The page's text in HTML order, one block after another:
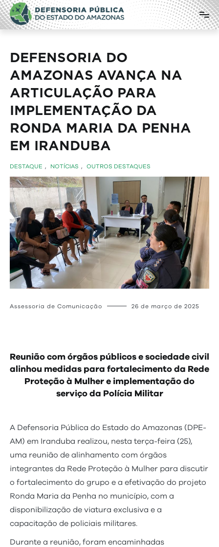
Pular
para
o
conteúdo
Defensoria Pública do Estado do
Amazonas
DEFENSORIA DO
AMAZONAS AVANÇA NA
ARTICULAÇÃO PARA
IMPLEMENTAÇÃO DA
RONDA MARIA DA PENHA
EM IRANDUBA
DESTAQUE , NOTÍCIAS , OUTROS DESTAQUES
Assessoria de Comunicação 26 de março de 2025
Reunião com órgãos públicos e sociedade civil
alinhou medidas para fortalecimento da Rede
Proteção à Mulher e implementação do
serviço da Polícia Militar
A Defensoria Pública do Estado do Amazonas (DPE-
AM) em Iranduba realizou, nesta terça-feira (25),
uma reunião de alinhamento com órgãos
integrantes da Rede Proteção à Mulher para discutir
o fortalecimento do grupo e a efetivação do projeto
Ronda Maria da Penha no município, com a
disponibilização de viatura exclusiva e a
capacitação de policiais militares.
Durante a reunião, foram encaminhadas